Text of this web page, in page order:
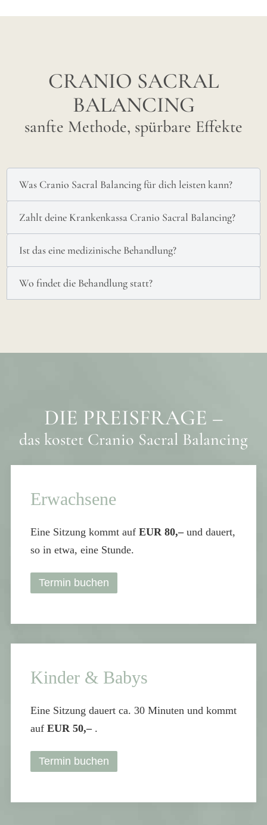
CRANIO SACRAL
BALANCING
sanfte Methode, spürbare Effekte
Was Cranio Sacral Balancing für dich leisten kann?
Zahlt deine Krankenkassa Cranio Sacral Balancing?
Ist das eine medizinische Behandlung?
Wo findet die Behandlung statt?
DIE PREISFRAGE –
das kostet Cranio Sacral Balancing
Erwachsene
Eine Sitzung kommt auf EUR 80,–und dauert,
so in etwa, eine Stunde.
Termin buchen
Kinder & Babys
Eine Sitzung dauert ca. 30 Minuten und kommt
auf EUR 50,–.
Termin buchen